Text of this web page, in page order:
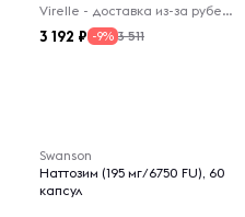
Virelle - доставка из-за рубежа
3 192 -9% 3 511
Swanson
Наттозим (195 мг/6750 FU), 60
капсул